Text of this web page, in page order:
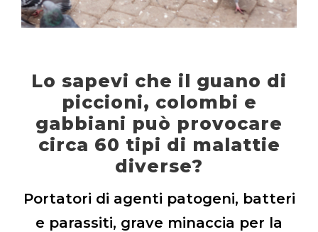
Lo sapevi che il guano di
piccioni, colombi e
gabbiani può provocare
circa 60 tipi di malattie
diverse?
Portatori di agenti patogeni, batteri
e parassiti, grave minaccia per la